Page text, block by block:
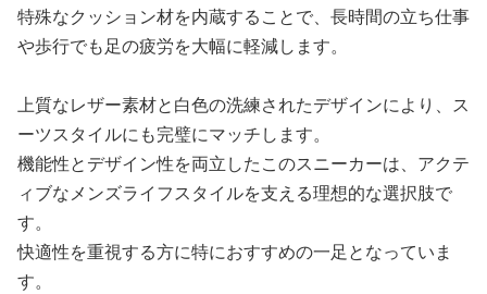
特殊なクッション材を内蔵することで、長時間の立ち仕事
や歩行でも足の疲労を大幅に軽減します。
上質なレザー素材と白色の洗練されたデザインにより、ス
ーツスタイルにも完璧にマッチします。
機能性とデザイン性を両立したこのスニーカーは、アクテ
ィブなメンズライフスタイルを支える理想的な選択肢で
す。
快適性を重視する方に特におすすめの一足となっていま
す。